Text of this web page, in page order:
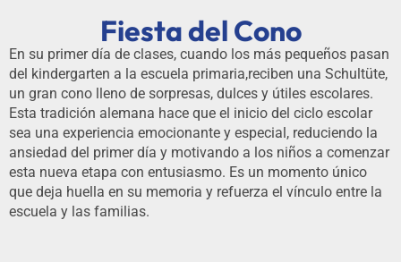
Fiesta del Cono
En su primer día de clases, cuando los más pequeños pasan
del kindergarten a la escuela primaria,reciben una Schultüte,
un gran cono lleno de sorpresas, dulces y útiles escolares.
Esta tradición alemana hace que el inicio del ciclo escolar
sea una experiencia emocionante y especial, reduciendo la
ansiedad del primer día y motivando a los niños a comenzar
esta nueva etapa con entusiasmo. Es un momento único
que deja huella en su memoria y refuerza el vínculo entre la
escuela y las familias.